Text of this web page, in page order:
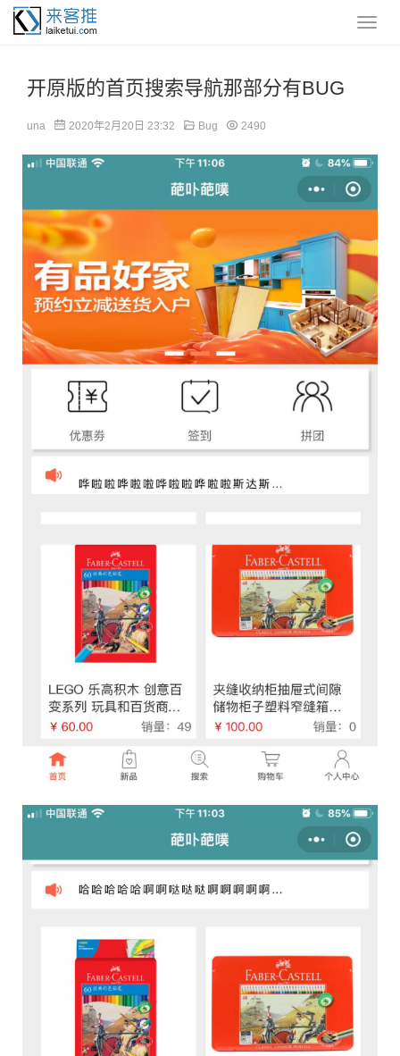
开原版的首页搜索导航那部分有BUG
una 2020年2月20日 23:32 Bug 2490